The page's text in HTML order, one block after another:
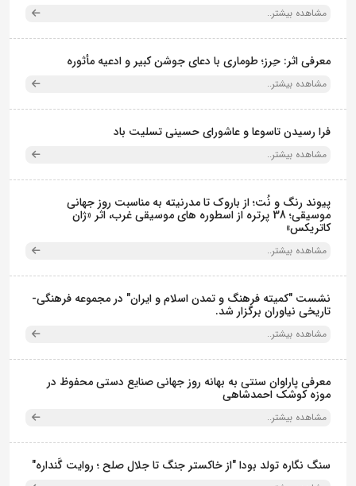
مشاهده بیشتر..
معرفی اثر: حِرز؛ طوماری با دعای جوشن کبیر و ادعیه مأثوره
مشاهده بیشتر..
فرا رسیدن تاسوعا و عاشورای حسینی تسلیت باد
مشاهده بیشتر..
پیوند رنگ و نُت؛ از باروک تا مدرنیته به مناسبت روز جهانی
موسیقی؛ 38 پرتره از اسطوره های موسیقی غرب، اثر «ژان
کاتریکس»
مشاهده بیشتر..
نشست "کمیته فرهنگ و تمدن اسلام و ایران" در مجموعه فرهنگی‌-
تاریخی نیاوران برگزار شد.
مشاهده بیشتر..
معرفی پاراوان سنتی به بهانه روز جهانی صنایع دستی محفوظ در
موزه کوشک احمدشاهی
مشاهده بیشتر..
سنگ نگاره تولد بودا "از خاکستر جنگ تا جلال صلح ؛ روایت گَنداره"